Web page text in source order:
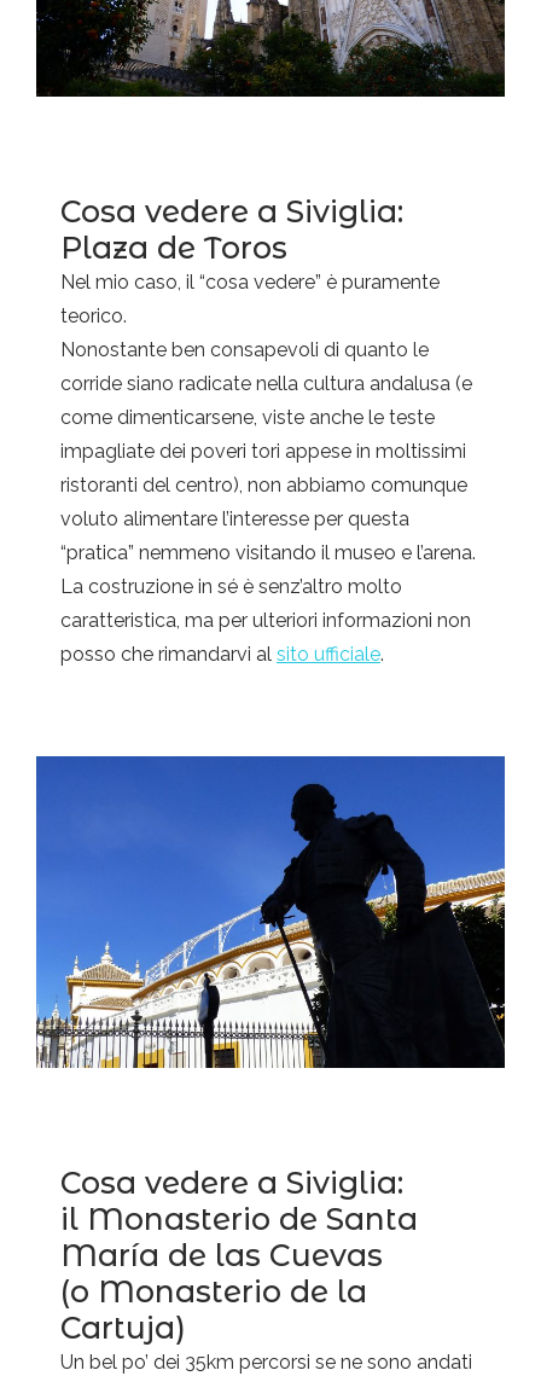
Cosa vedere a Siviglia:
Plaza de Toros
Nel mio caso, il “cosa vedere” è puramente
teorico.
Nonostante ben consapevoli di quanto le
corride siano radicate nella cultura andalusa (e
come dimenticarsene, viste anche le teste
impagliate dei poveri tori appese in moltissimi
ristoranti del centro), non abbiamo comunque
voluto alimentare l’interesse per questa
“pratica” nemmeno visitando il museo e l’arena.
La costruzione in sé è senz’altro molto
caratteristica, ma per ulteriori informazioni non
posso che rimandarvi al sito ufficiale.
Cosa vedere a Siviglia:
il Monasterio de Santa
María de las Cuevas
(o Monasterio de la
Cartuja)
Un bel po’ dei 35km percorsi se ne sono andati